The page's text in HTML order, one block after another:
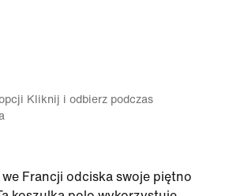
Kliknij i odbierz podczas
Francji odciska swoje piętno